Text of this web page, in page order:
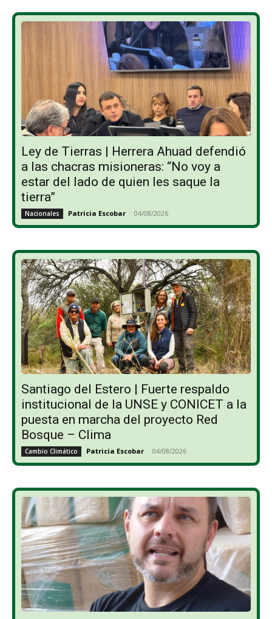
Ley de Tierras | Herrera Ahuad defendió
a las chacras misioneras: “No voy a
estar del lado de quien les saque la
tierra”
Nacionales Patricia Escobar - 04/08/2026
Santiago del Estero | Fuerte respaldo
institucional de la UNSE y CONICET a la
puesta en marcha del proyecto Red
Bosque – Clima
Cambio Climático Patricia Escobar - 04/08/2026